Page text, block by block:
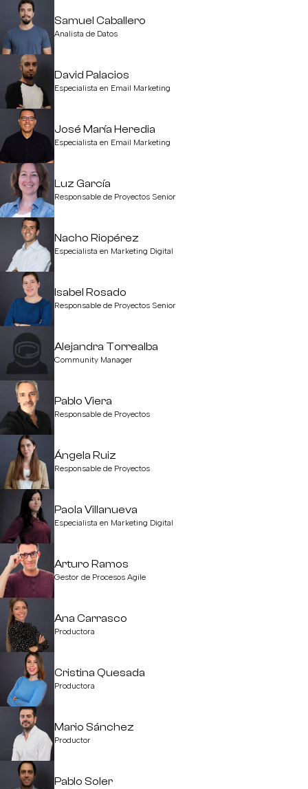
Samuel Caballero
Analista de Datos
David Palacios
Especialista en Email Marketing
José María Heredia
Especialista en Email Marketing
Luz García
Responsable de Proyectos Senior
Nacho Riopérez
Especialista en Marketing Digital
Isabel Rosado
Responsable de Proyectos Senior
Alejandra Torrealba
Community Manager
Pablo Viera
Responsable de Proyectos
Ángela Ruiz
Responsable de Proyectos
Paola Villanueva
Especialista en Marketing Digital
Arturo Ramos
Gestor de Procesos Agile
Ana Carrasco
Productora
Cristina Quesada
Productora
Mario Sánchez
Productor
Pablo Soler